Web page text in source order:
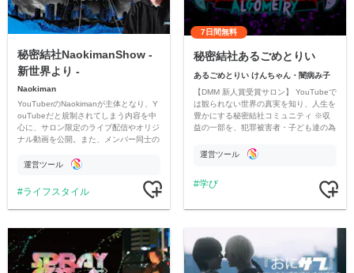
秘密結社NaokimanShow -
新世界より -
Naokiman
YouTuberのNaokimanが主体となり、Y
ouTubeだと規制されてしまう内容を中
心に、サロン限定のライブ配信やオリジ
ナル動画を公開。また、メンバー同士の
ただいています。
運営ツール
ライフスタイル
7日間無料
秘密結社あるごめとりい
あるごめとりい けんちゃん・闇病み子
【DMM 新人賞受賞サロン】 YouTubeで
は観られない世界の真実を知り、人生を
豊かにする秘密結社コミュニティ ※収
益の一部を、犯罪被害者・子ども達の為
す運営ツール
学び